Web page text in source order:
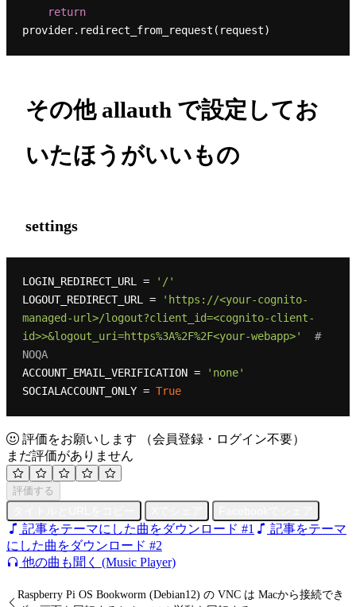
return
その他 allauth で設定してお
いたほうがいいもの
settings
LOGIN_REDIRECT_URL =
'/'
LOGOUT_REDIRECT_URL =
'https://<your-cognito-
managed-url>/logout?client_id=<cognito-client-
id>>&logout_uri=https%3A%2F%2F<your-webapp>'
#
NOQA
ACCOUNT_EMAIL_VERIFICATION =
'none'
SOCIALACCOUNT_ONLY = True
評価をお願いします
（会員登録・ログイン不要）
まだ評価がありません
評価する
記事をテーマにした曲をダウンロード #1
記事をテーマ
にした曲をダウンロード #2
他の曲も聞く (Music Player)
Raspberry Pi OS Bookworm (Debian12) の VNC は Macから接続でき